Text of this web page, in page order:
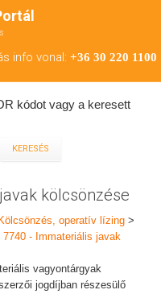
info vonal: +36 30 220 1100
kódot vagy a keresett
kölcsönzése
operatív lízing >
7740 - Immateriális javak
vagyontárgyak
jogdíjban részesülő